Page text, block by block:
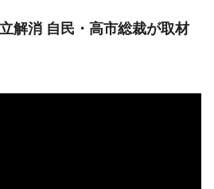
解消 自民・高市総裁が取材